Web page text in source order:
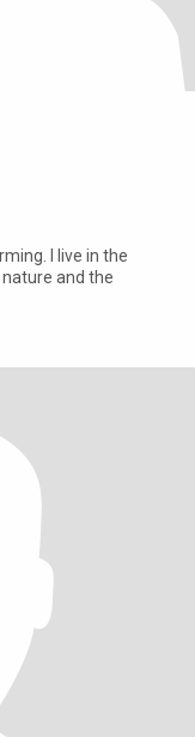
I live in the
and the